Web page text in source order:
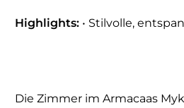
Highlights: • Stilvolle,
Die Zimmer im Armacaas